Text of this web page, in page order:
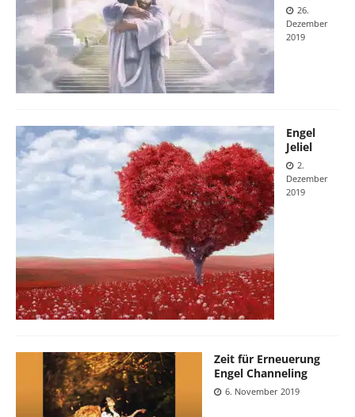
26.
Dezember
2019
Engel
Jeliel
2.
Dezember
2019
Zeit für Erneuerung
Engel Channeling
6. November 2019